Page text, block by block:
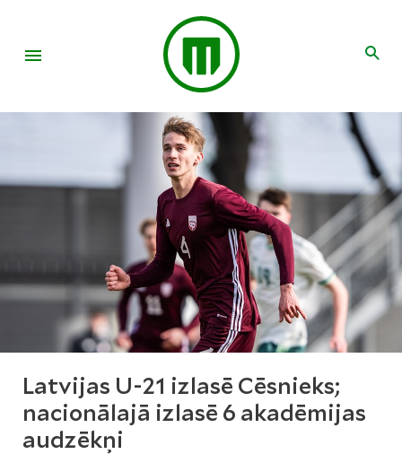
Latvijas U-21 izlasē Cēsnieks;
nacionālajā izlasē 6 akadēmijas
audzēkņi